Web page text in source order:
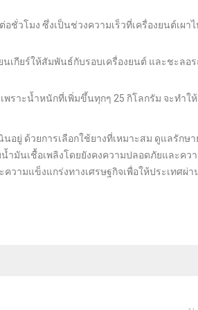
ชั่วโมง ซึ่งเป็นช่วงความเร็วที่เครื่องยนต์เผาไ
เกียร์ให้สัมพันธ์กับรอบเครื่องยนต์ และชะลอร
พราะน้ำหนักที่เพิ่มขึ้นทุกๆ 25 กิโลกรัม จะทำให้
ยู่ ด้วยการเลือกใช้ยางที่เหมาะสม ดูแลรักษา
มันเชื้อเพลิงโดยยังคงความปลอดภัยและคว
วามแข็งแกร่งทางเศรษฐกิจเพื่อให้ประเทศผ่